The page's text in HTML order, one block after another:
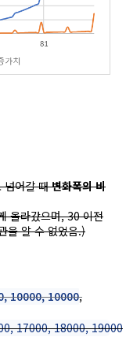
넘어갈 때변화폭의 비
올라갔으며, 30 이전
을 알 수 없었음.)
10000, 10000,
17000, 18000, 19000